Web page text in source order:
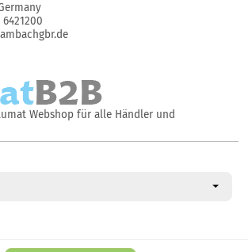
Webshop für alle Händler und